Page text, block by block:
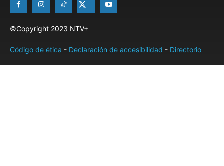
©Copyright 2023 NTV+
Código de ética - Declaración de accesibilidad - Directorio